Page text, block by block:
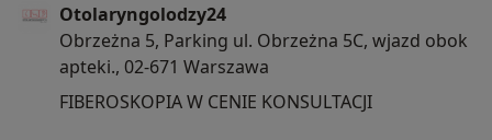
Otolaryngolodzy24
Obrzeżna 5, Parking ul. Obrzeżna 5C, wjazd obok
apteki., 02-671 Warszawa
FIBEROSKOPIA W CENIE KONSULTACJI